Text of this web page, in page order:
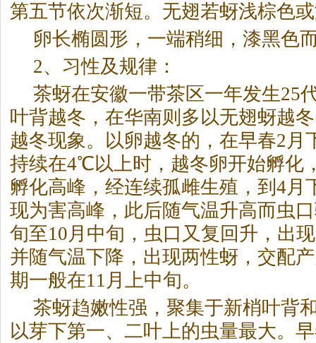
第五节依次渐短。无翅若蚜浅棕色
卵长椭圆形，一端稍细，漆黑色
2、习性及规律：
茶蚜在安徽一带茶区一年发生25
叶背越冬，在华南则多以无翅蚜越
越冬现象。以卵越冬的，在早春2月
持续在4℃以上时，越冬卵开始孵化
孵化高峰，经连续孤雌生殖，到4月
现为害高峰，此后随气温升高而虫
旬至10月中旬，虫口又复回升，出
并随气温下降，出现两性蚜，交配
期一般在11月上中旬。
茶蚜趋嫩性强，聚集于新梢叶背
以芽下第一、二叶上的虫量最大。